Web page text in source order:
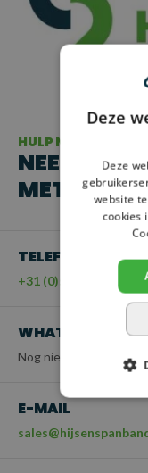
HULP NODIG?
NEEM
MET ONZE
TELEFOON
+31 (0)55 - 203 21 43
WHATSAPP
Nog niet beschikbaar
E-MAIL
Deze
Deze
website
cookies